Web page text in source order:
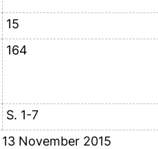
15
164
S. 1-7
13 November 2015